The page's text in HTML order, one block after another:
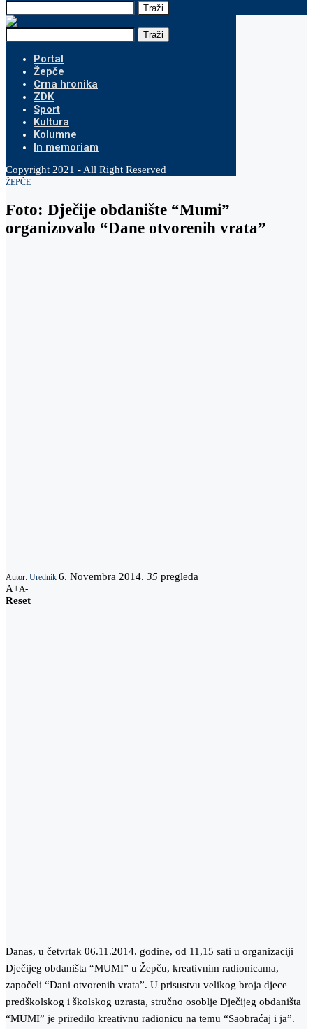
Traži
Traži
Portal
Žepče
Crna hronika
ZDK
Sport
Kultura
Kolumne
In memoriam
Copyright 2021 - All Right Reserved
ŽEPČE
Foto: Dječije obdanište “Mumi”
organizovalo “Dane otvorenih vrata”
Autor: Urednik 6. Novembra 2014. 35 pregleda
A+A-
Reset
Danas, u četvrtak 06.11.2014. godine, od 11,15 sati u organizaciji
Dječijeg obdaništa “MUMI” u Žepču, kreativnim radionicama,
započeli “Dani otvorenih vrata”. U prisustvu velikog broja djece
predškolskog i školskog uzrasta, stručno osoblje Dječijeg obdaništa
“MUMI” je priredilo kreativnu radionicu na temu “Saobraćaj i ja”.